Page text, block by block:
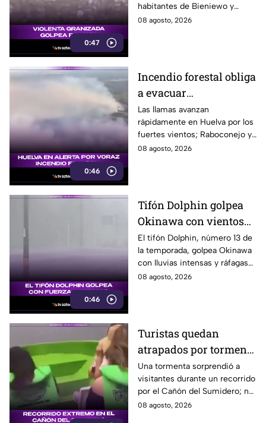
0:47
habitantes de Bieniewo y
provocó daños en los cristales
08 agosto, 2026
0:46
Incendio forestal obliga
a evacuar
comunidades en
Huelva
Las llamas avanzan
rápidamente en Huelva por los
fuertes vientos; Raboconejo y
Caballón fueron evacuadas
08 agosto, 2026
0:46
Tifón Dolphin golpea
Okinawa con vientos
de hasta 157 km/h
El tifón Dolphin, número 13 de
la temporada, golpea Okinawa
con lluvias intensas y ráfagas
de hasta 157 kilómetros por
08 agosto, 2026
Turistas quedan
atrapados por tormenta
en el Cañón del
Sumidero
Una tormenta sorprendió a
visitantes durante un recorrido
por el Cañón del Sumidero; no
se reportaron personas heridas
08 agosto, 2026